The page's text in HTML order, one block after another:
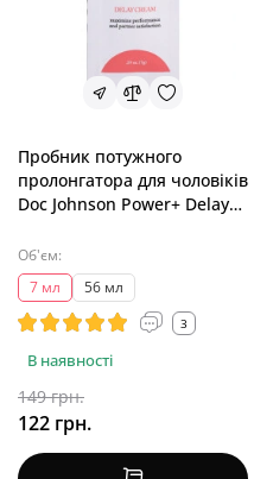
Пробник потужного
пролонгатора для чоловіків
Doc Johnson Power+ Delay
Об'єм:
7 мл
56 мл
3
В наявності
149 грн.
122 грн.